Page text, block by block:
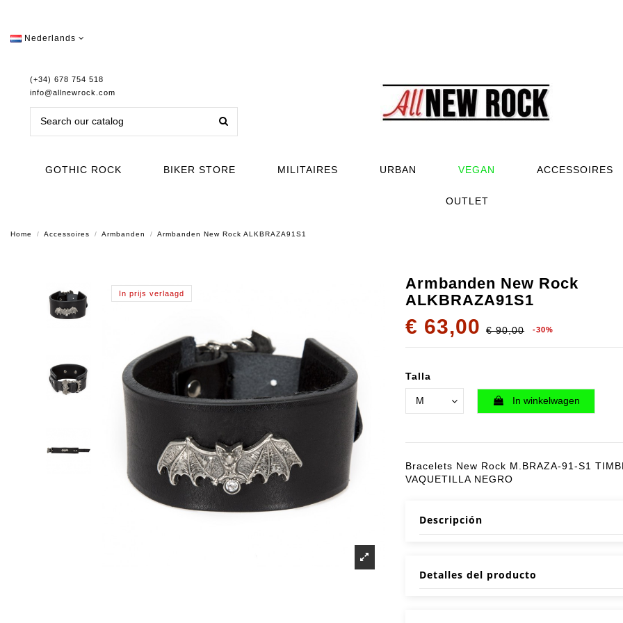
Nederlands
(+34) 678 754 518
info@allnewrock.com
GOTHIC ROCK BIKER STORE MILITAIRES URBAN VEGAN ACCESSOIRES
OUTLET
Home Accessoires Armbanden Armbanden New Rock ALKBRAZA91S1
In prijs verlaagd
Armbanden New Rock
ALKBRAZA91S1
€ 63,00 € 90,00 -30%
Talla
In winkelwagen
Bracelets New Rock M.BRAZA-91-S1
VAQUETILLA NEGRO
Descripción
Detalles del producto